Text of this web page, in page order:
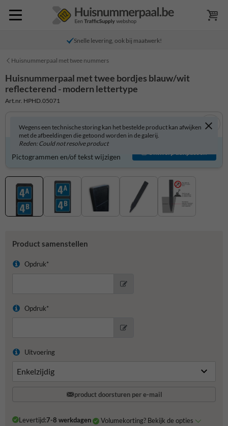
Snelle levering, ook bij maatwerk!
Huisnummerpaal met twee nummers
Huisnummerpaal met twee bordjes blauw/wit
reflecterend - modern lettertype
Art.nr. HPHD.05071
Wegens een technische storing kan het bestelde product kan afwijken
met de afbeeldingen die getoond worden in de galerij.
Reden: Could not resolve product
Product zelf aanpassen?
Pictogrammen en/of tekst wijzigen
Ontwerp aanpassen
Product samenstellen
Opdruk*
Opdruk*
Uitvoering
product doorsturen per e-mail
Levertijd:7-8 werkdagen Volumekorting? Bekijk de opties